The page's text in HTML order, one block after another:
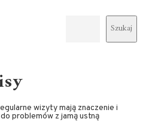
Szukaj
wizyty mają znaczenie i
problemów z jamą ustną